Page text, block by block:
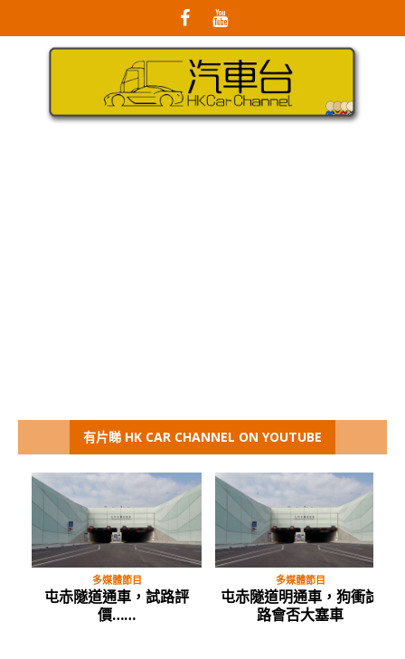
有片睇 HK CAR CHANNEL ON YOUTUBE
多媒體節目
屯赤隧道通車，試路評
價……
多媒體節目
屯赤隧道明通車，狗衝試
路會否大塞車